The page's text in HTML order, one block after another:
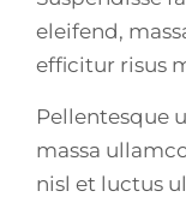
eleifend,
efficitur risus
Pellentesque
massa
nisl et luctus